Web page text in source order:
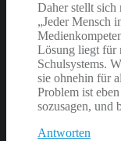
Daher stellt sich
„Jeder Mensch
Lösung liegt für
Schulsystems.
sie ohnehin für
Problem ist
sozusagen, und
Antworten